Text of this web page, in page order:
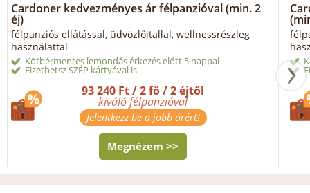
Cardoner kedvezményes ár félpanzióval (min. 2
éj)
félpanziós ellátással, üdvözlőitallal, wellnessrészleg
használattal
Kötbérmentes lemondás érkezés előtt 5 nappal
Fizethetsz SZÉP kártyával is
93 240 Ft / 2 fő / 2 éjtől
kiváló félpanzióval
Jelentkezz be a jobb árért!
Megnézem >>